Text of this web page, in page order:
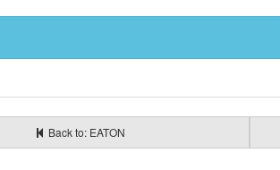
Back to: EATON